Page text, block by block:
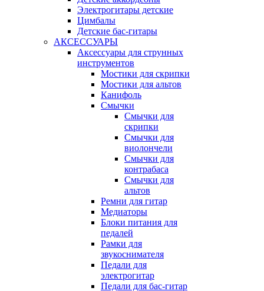
Электрогитары детские
Цимбалы
Детские бас-гитары
АКСЕССУАРЫ
Аксессуары для струнных
инструментов
Мостики для скрипки
Мостики для альтов
Канифоль
Смычки
Смычки для
скрипки
Смычки для
виолончели
Смычки для
контрабаса
Смычки для
альтов
Ремни для гитар
Медиаторы
Блоки питания для
педалей
Рамки для
звукоснимателя
Педали для
электрогитар
Педали для бас-гитар